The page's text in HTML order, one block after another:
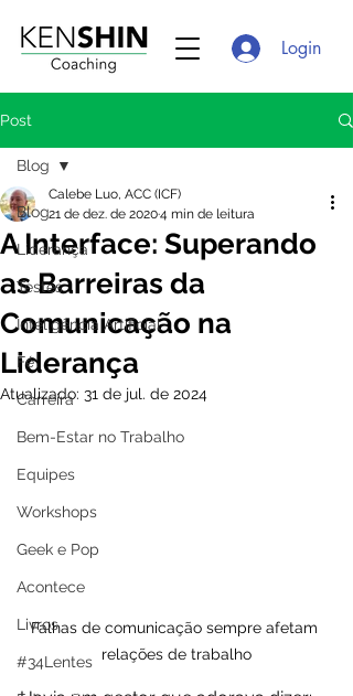
Login
Post
Blog
Liderança
Testes
Inteligência Artificial
Fé
Carreira
Bem-Estar no Trabalho
Equipes
Workshops
Geek e Pop
Acontece
Livros
#34Lentes
Blog
A Interface: Superando
as Barreiras da
Comunicação na
Liderança
Calebe Luo, ACC (ICF)
21 de dez. de 20204 min de leitura
Atualizado: 31 de jul. de 2024
Falhas de comunicação sempre afetam
relações de trabalho